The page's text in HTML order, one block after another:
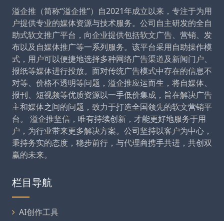
溢企推（简称“溢企推”）自2021年成立以来，专注于为用
户提供专业的媒体资源与技术服务。公司自主研发的全自
助式软文推广平台，向企业提供包括软文广告、营销、发
布以及自媒体推广等一系列服务。该平台采用自助操作模
式，用户可以便捷地选择多种网络广告渠道及新闻门户、
报纸等媒体进行投放。面对传统广告模式中存在的信息不
对等、价格不透明等问题，溢企推应运而生，将自媒体、
报刊、短视频等优质资源以一手低价集成，旨在解决广告
主和媒体之间的问题，致力于打造全国领先的软文营销平
台。 溢企推坚信，唯有持续创新，才能更好地服务于用
户，为行业带来更多解决方案。公司坚持以客户为中心，
秉持务实的态度，稳步前行，与代理商携手共进，共创双
赢的未来。
栏目导航
AI创作工具